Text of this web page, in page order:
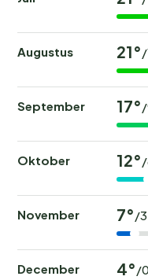
Augustus 21°/
September 17°
Oktober 12°
November 7°/
December 4°/